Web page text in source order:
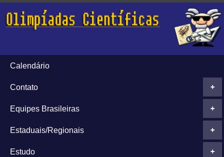
Calendário
+
Contato
+
Equipes Brasileiras
+
Estaduais/Regionais
+
Estudo